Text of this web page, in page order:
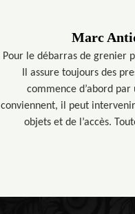
Marc
Pour le débarras de grenier
Il assure toujours des
commence d’abord
conviennent, il peut
objets et de l’accès.